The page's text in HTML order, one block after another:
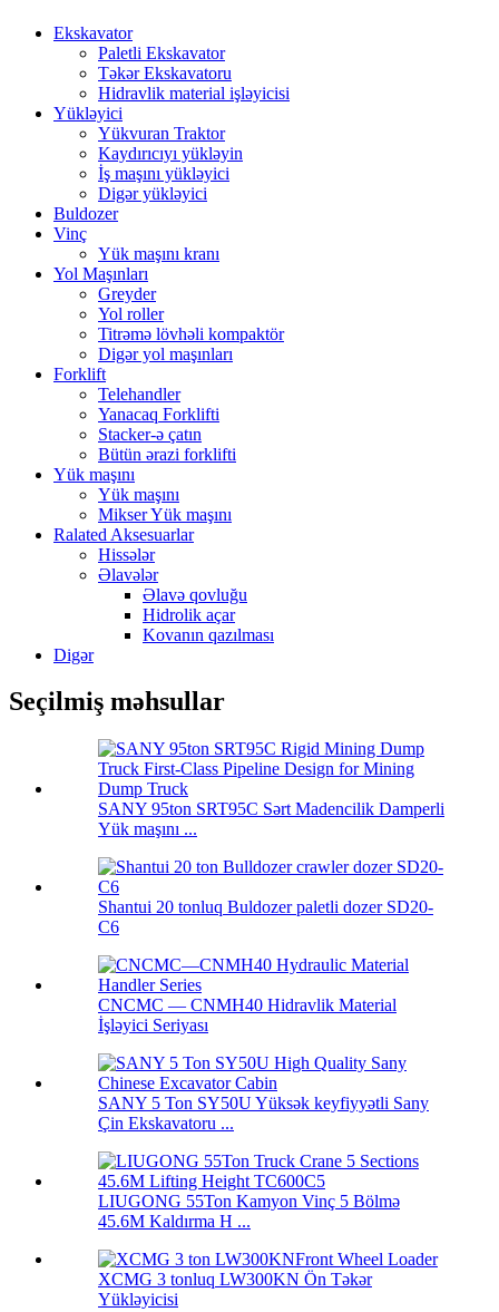
Ekskavator
Paletli Ekskavator
Təkər Ekskavatoru
Hidravlik material işləyicisi
Yükləyici
Yükvuran Traktor
Kaydırıcıyı yükləyin
İş maşını yükləyici
Digər yükləyici
Buldozer
Vinç
Yük maşını kranı
Yol Maşınları
Greyder
Yol roller
Titrəmə lövhəli kompaktör
Digər yol maşınları
Forklift
Telehandler
Yanacaq Forklifti
Stacker-ə çatın
Bütün ərazi forklifti
Yük maşını
Yük maşını
Mikser Yük maşını
Ralated Aksesuarlar
Hissələr
Əlavələr
Əlavə qovluğu
Hidrolik açar
Kovanın qazılması
Digər
Seçilmiş məhsullar
SANY 95ton SRT95C Sərt Madencilik Damperli
Yük maşını ...
Shantui 20 tonluq Buldozer paletli dozer SD20-
C6
CNCMC — CNMH40 Hidravlik Material
İşləyici Seriyası
SANY 5 Ton SY50U Yüksək keyfiyyətli Sany
Çin Ekskavatoru ...
LIUGONG 55Ton Kamyon Vinç 5 Bölmə
45.6M Kaldırma H ...
XCMG 3 tonluq LW300KN Ön Təkər
Yükləyicisi